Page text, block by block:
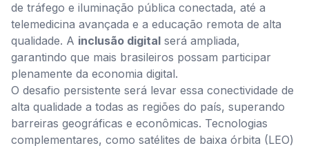
de tráfego e iluminação pública conectada, até a
telemedicina avançada e a educação remota de alta
qualidade. A inclusão digital será ampliada,
garantindo que mais brasileiros possam participar
plenamente da economia digital.
O desafio persistente será levar essa conectividade de
alta qualidade a todas as regiões do país, superando
barreiras geográficas e econômicas. Tecnologias
complementares, como satélites de baixa órbita (LEO)